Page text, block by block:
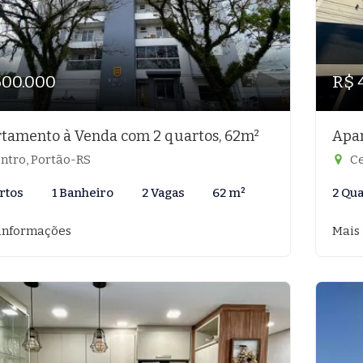
à Venda com 2 quartos, 62m²
Portão-RS
1 Banheiro 2 Vagas 62 m²
R$
2
Mais